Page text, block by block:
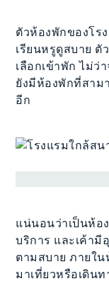
ตัวห้องพักของโร
เรียนหรูดูสบาย ตั
เลือกเข้าพัก ไม่ว่
ยังมีห้องพักที่สาม
อีก
แน่นอนว่าเป็นห้อ
บริการ และเค้ามี
ตามสบาย ภายใน
มาเที่ยวหรือเดิน